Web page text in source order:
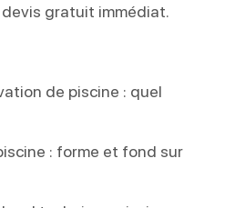
devis gratuit immédiat.
de piscine : quel
: forme et fond sur